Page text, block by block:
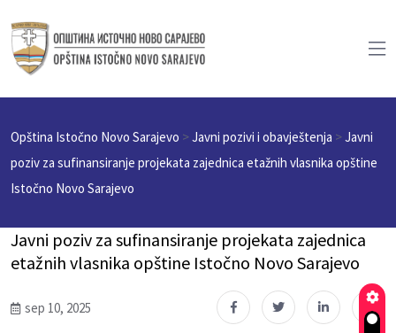
Opština Istočno Novo Sarajevo >Javni pozivi i obavještenja >Javni
poziv za sufinansiranje projekata zajednica etažnih vlasnika opštine
Istočno Novo Sarajevo
Javni poziv za sufinansiranje projekata zajednica
etažnih vlasnika opštine Istočno Novo Sarajevo
sep 10, 2025